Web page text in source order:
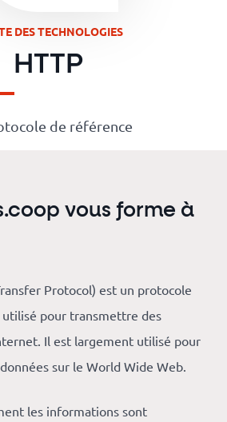
DES TECHNOLOGIES
HTTP
de référence
vous forme à
Protocol) est un protocole
pour transmettre des
Il est largement utilisé pour
sur le World Wide Web.
les informations sont